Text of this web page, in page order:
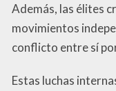
Además, las élites
movimientos
conflicto entre sí
Estas luchas